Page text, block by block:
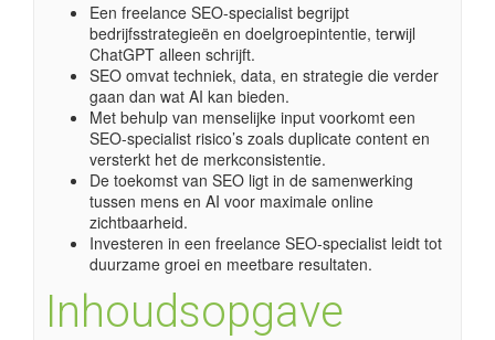
Een freelance SEO-specialist begrijpt
bedrijfsstrategieën en doelgroepintentie, terwijl
ChatGPT alleen schrijft.
SEO omvat techniek, data, en strategie die verder
gaan dan wat AI kan bieden.
Met behulp van menselijke input voorkomt een
SEO-specialist risico’s zoals duplicate content en
versterkt het de merkconsistentie.
De toekomst van SEO ligt in de samenwerking
tussen mens en AI voor maximale online
zichtbaarheid.
Investeren in een freelance SEO-specialist leidt tot
duurzame groei en meetbare resultaten.
Inhoudsopgave